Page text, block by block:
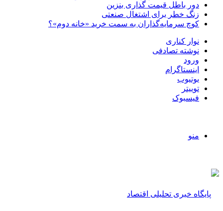
دور باطل قیمت گذاری بنزین
زنگ خطر برای اشتغال صنعتی
کوچ سرمایه‌گذاران به سمت خرید «خانه دوم»؟
نوار کناری
نوشته تصادفی
ورود
اینستاگرام
یوتیوب
توییتر
فیسبوک
منو